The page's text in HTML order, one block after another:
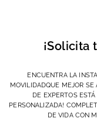
¡Solicita
ENCUENTRA LA
MOVILIDADQUE MEJOR SE
DE EXPERTOS
PERSONALIZADA!
DE VIDA CON